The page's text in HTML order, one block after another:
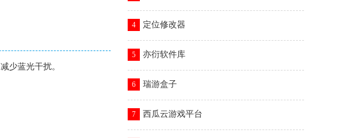
少蓝光干扰。
4 定位修改器
5 亦衍软件库
6 瑞游盒子
7 西瓜云游戏平台